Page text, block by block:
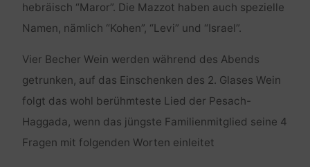
hebräisch “Maror”. Die Mazzot haben auch spezielle
Namen, nämlich “Kohen”, “Levi” und “Israel”.
Vier Becher Wein werden während des Abends
getrunken, auf das Einschenken des 2. Glases Wein
folgt das wohl berühmteste Lied der Pesach-
Haggada, wenn das jüngste Familienmitglied seine 4
Fragen mit folgenden Worten einleitet